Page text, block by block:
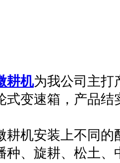
耕机为我公司主打
式变速箱，产品
机安装上不同的
种、旋耕、松土、